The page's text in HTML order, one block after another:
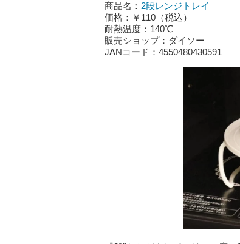
商品名： 2段レンジトレイ
価格：￥110（税込）
耐熱温度：140℃
販売ショップ：ダイソー
JANコード：4550480430591